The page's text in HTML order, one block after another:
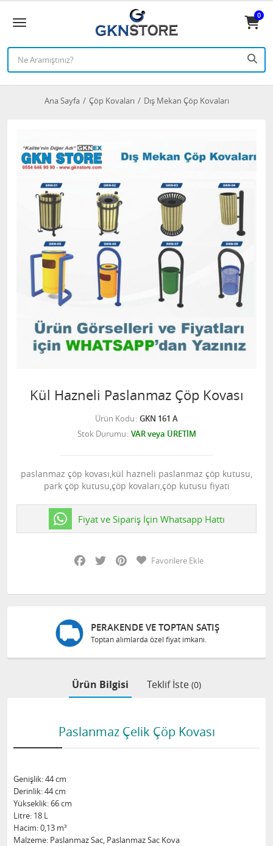
0
Ana Sayfa Çöp Kovaları Dış Mekan Çöp Kovaları
Kül Hazneli Paslanmaz Çöp Kovası
Ürün Kodu GKN 161 A
Stok Durumu VAR veya ÜRETİM
paslanmaz çöp kovası,kül hazneli paslanmaz çöp kutusu,
park çöp kutusu,çöp kovaları,çöp kutusu fiyatı
Fiyat ve Sipariş İçin Whatsapp Hattı
Facebook
Twitter PinterestFavorilere Ekle
PERAKENDE VE TOPTAN SATIŞ
Toptan alımlarda özel fiyat imkanı.
Ürün Bilgisi Teklif İste (0)
Paslanmaz Çelik Çöp Kovası
Genişlik: 44 cm
Derinlik: 44 cm
Yükseklik: 66 cm
Litre: 18 L
Hacim: 0,13 m³
Malzeme: Paslanmaz Sac, Paslanmaz Sac Kova